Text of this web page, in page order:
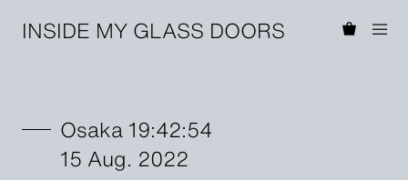
INSIDE MY GLASS DOORS
Osaka 19:42:54
15 Aug. 2022